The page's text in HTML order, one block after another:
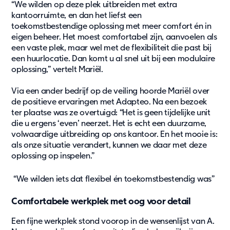
Ons doel
Over ons
Support
Service & support
“We wilden op deze plek uitbreiden met extra
kantoorruimte, en dan het liefst een
toekomstbestendige oplossing met meer comfort én in
eigen beheer. Het moest comfortabel zijn, aanvoelen als
een vaste plek, maar wel met de flexibiliteit die past bij
een huurlocatie. Dan komt u al snel uit bij een modulaire
oplossing,” vertelt Mariël.
Via een ander bedrijf op de veiling hoorde Mariël over
de positieve ervaringen met Adapteo. Na een bezoek
ter plaatse was ze overtuigd: “Het is geen tijdelijke unit
die u ergens ‘even’ neerzet. Het is echt een duurzame,
volwaardige uitbreiding op ons kantoor. En het mooie is:
als onze situatie verandert, kunnen we daar met deze
oplossing op inspelen.”
“We wilden iets dat flexibel én toekomstbestendig was”
Comfortabele werkplek met oog voor detail
Een fijne werkplek stond voorop in de wensenlijst van A.